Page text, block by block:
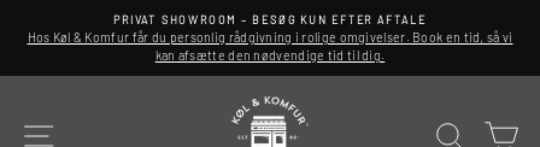
PRIVAT SHOWROOM – BESØG KUN EFTER AFTALE
Hos Køl & Komfur får du personlig rådgivning i rolige omgivelser. Book en tid, så vi
kan afsætte den nødvendige tid til dig.
SITE NAVIGATION SØG